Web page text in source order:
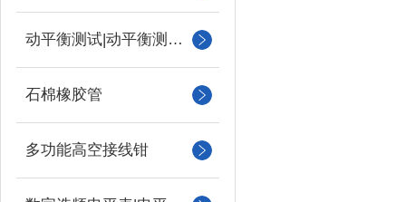
动平衡测试|动平衡测量仪
石棉橡胶管
多功能高空接线钳